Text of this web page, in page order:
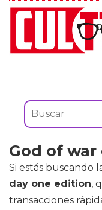
God of
Si estás buscando
day one edition,
transacciones